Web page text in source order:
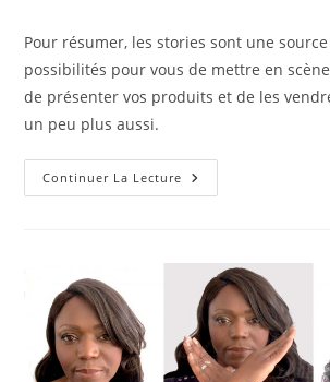
la
Pour résumer, les stories sont une
possibilités pour vous de mettre en
de présenter vos produits et de les
un peu plus aussi.
Continuer La Lecture Un
Atout
Garder
Contact
Avec
Vos
Clients
!